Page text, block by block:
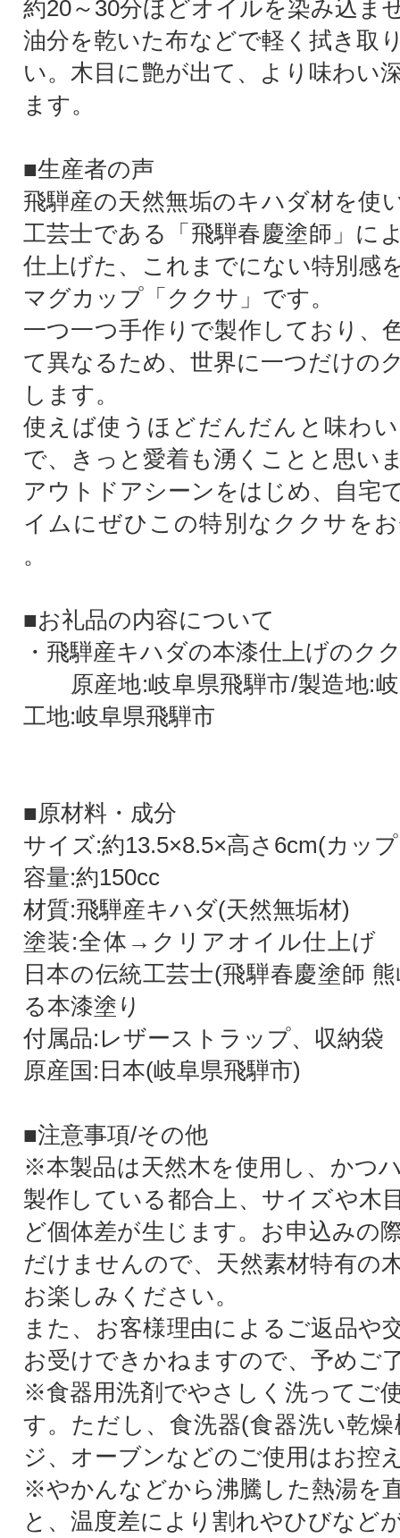
約20～30分ほどオイルを染み込ま
油分を乾いた布などで軽く拭き取
い。木目に艶が出て、より味わい
ます。
■生産者の声
飛騨産の天然無垢のキハダ材を使
工芸士である「飛騨春慶塗師」に
仕上げた、これまでにない特別感
マグカップ「ククサ」です。
一つ一つ手作りで製作しており、
て異なるため、世界に一つだけの
します。
使えば使うほどだんだんと味わ
で、きっと愛着も湧くことと思い
アウトドアシーンをはじめ、自宅
イムにぜひこの特別なククサを
。
■お礼品の内容について
・飛騨産キハダの本漆仕上げのク
原産地:岐阜県飛騨市/製造地:岐
工地:岐阜県飛騨市
■原材料・成分
サイズ:約13.5×8.5×高さ6cm(カッ
容量:約150cc
材質:飛騨産キハダ(天然無垢材)
塗装:全体→クリアオイル仕上
日本の伝統工芸士(飛騨春慶塗師
る本漆塗り
付属品:レザーストラップ、収納袋
原産国:日本(岐阜県飛騨市)
■注意事項/その他
※本製品は天然木を使用し、かつ
製作している都合上、サイズや木
ど個体差が生じます。お申込みの
だけませんので、天然素材特有の
お楽しみください。
また、お客様理由によるご返品や
お受けできかねますので、予めご
※食器用洗剤でやさしく洗ってご
す。ただし、食洗器(食器洗い乾
ジ、オーブンなどのご使用はお控
※やかんなどから沸騰した熱湯を
と、温度差により割れやひびなど